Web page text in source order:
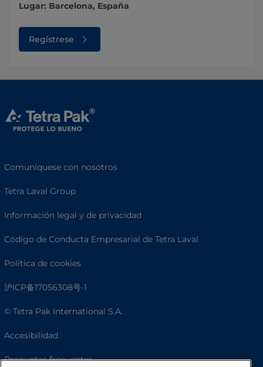
Lugar: Barcelona, España
Regístrese
Comuníquese con nosotros
Tetra Laval Group
Información legal y de privacidad
Código de Conducta Empresarial de Tetra Laval
Política de cookies
沪ICP备17056308号-1
© Tetra Pak International S.A.
Accesibilidad
Preguntas frecuentes